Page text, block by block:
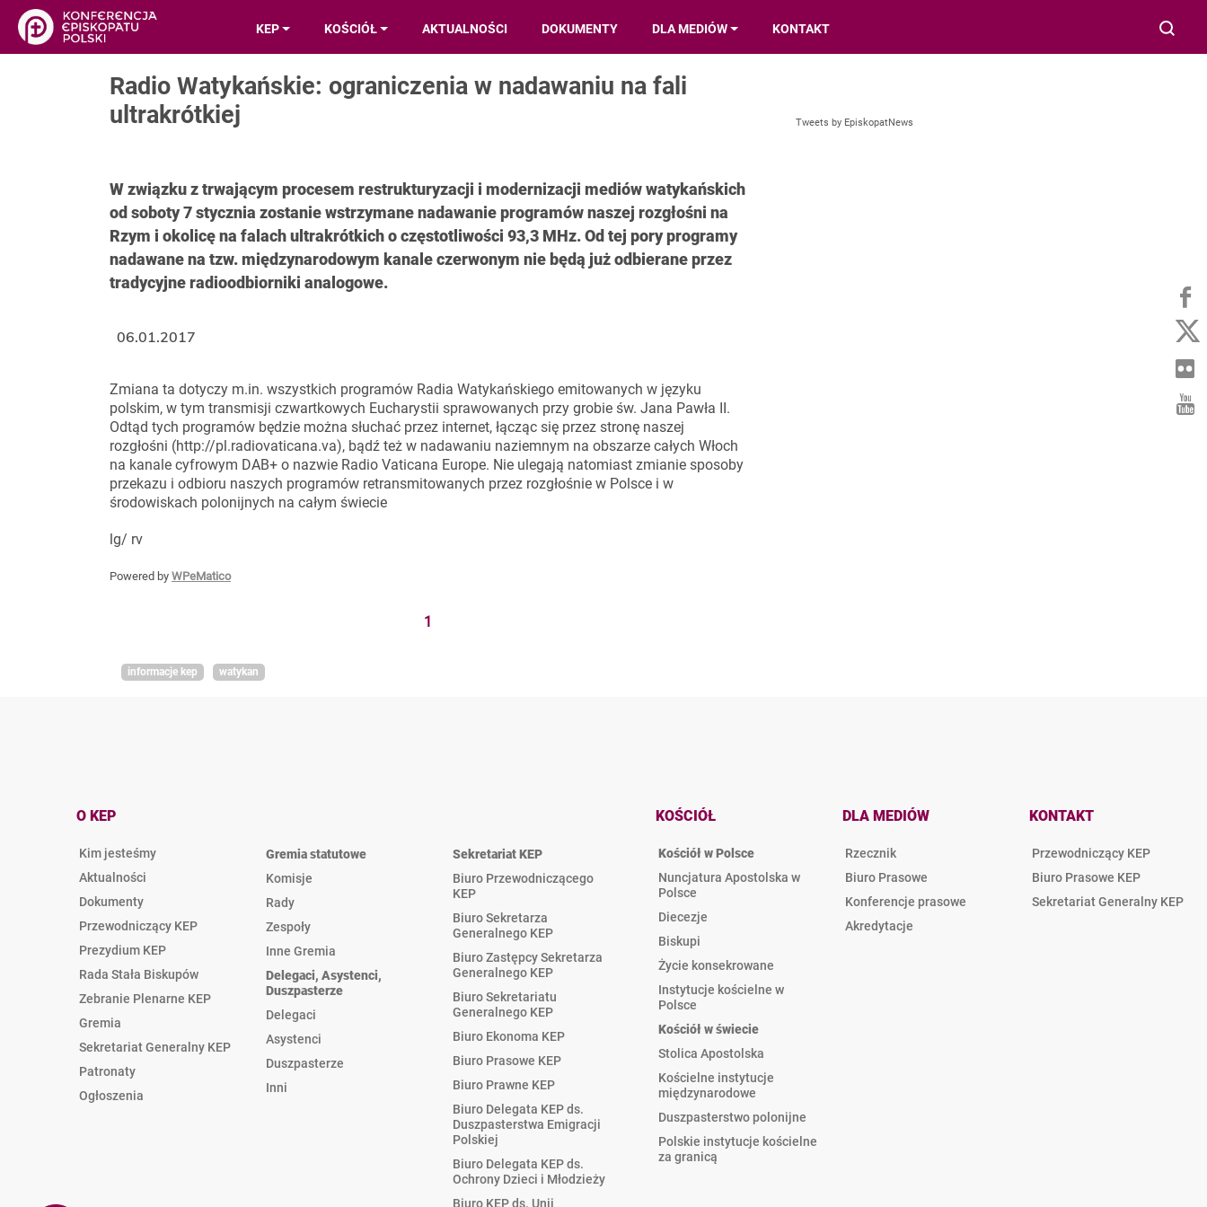
KEP KOŚCIÓŁ AKTUALNOŚCI DOKUMENTY DLA MEDIÓW KONTAKT
Radio Watykańskie: ograniczenia w nadawaniu na fali
ultrakrótkiej
W związku z trwającym procesem restrukturyzacji i modernizacji mediów watykańskich
od soboty 7 stycznia zostanie wstrzymane nadawanie programów naszej rozgłośni na
Rzym i okolicę na falach ultrakrótkich o częstotliwości 93,3 MHz. Od tej pory programy
nadawane na tzw. międzynarodowym kanale czerwonym nie będą już odbierane przez
tradycyjne radioodbiorniki analogowe.
Zmiana ta dotyczy m.in. wszystkich programów Radia Watykańskiego emitowanych w języku
polskim, w tym transmisji czwartkowych Eucharystii sprawowanych przy grobie św. Jana Pawła II.
Odtąd tych programów będzie można słuchać przez internet, łącząc się przez stronę naszej
rozgłośni (http://pl.radiovaticana.va), bądź też w nadawaniu naziemnym na obszarze całych Włoch
na kanale cyfrowym DAB+ o nazwie Radio Vaticana Europe. Nie ulegają natomiast zmianie sposoby
przekazu i odbioru naszych programów retransmitowanych przez rozgłośnie w Polsce i w
środowiskach polonijnych na całym świecie
lg/ rv
Powered by WPeMatico
1
06.01.2017
informacje kep watykan
Tweets by EpiskopatNews
O KEP
Kim jesteśmy
Aktualności
Dokumenty
Przewodniczący KEP
Prezydium KEP
Rada Stała Biskupów
Zebranie Plenarne KEP
Gremia
Sekretariat Generalny KEP
Patronaty
Ogłoszenia
Gremia statutowe
Komisje
Rady
Zespoły
Inne Gremia
Delegaci, Asystenci,
Duszpasterze
Delegaci
Asystenci
Duszpasterze
Inni
Sekretariat KEP
Biuro Przewodniczącego
KEP
Biuro Sekretarza
Generalnego KEP
Biuro Zastępcy Sekretarza
Generalnego KEP
Biuro Sekretariatu
Generalnego KEP
Biuro Ekonoma KEP
Biuro Prasowe KEP
Biuro Prawne KEP
Biuro Delegata KEP ds.
Duszpasterstwa Emigracji
Polskiej
Biuro Delegata KEP ds.
Ochrony Dzieci i Młodzieży
Biuro KEP ds. Unii
KOŚCIÓŁ
Kościół w Polsce
Nuncjatura Apostolska w
Polsce
Diecezje
Biskupi
Życie konsekrowane
Instytucje kościelne w
Polsce
Kościół w świecie
Stolica Apostolska
Kościelne instytucje
międzynarodowe
Duszpasterstwo polonijne
Polskie instytucje kościelne
za granicą
DLA MEDIÓW
Rzecznik
Biuro Prasowe
Konferencje prasowe
Akredytacje
KONTAKT
Przewodniczący KEP
Biuro Prasowe KEP
Sekretariat Generalny KEP